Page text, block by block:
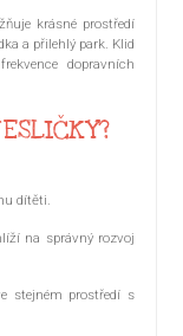
krásné prostředí
a přilehlý park. Klid
dopravních
dítěti.
na správný rozvoj
stejném prostředí s